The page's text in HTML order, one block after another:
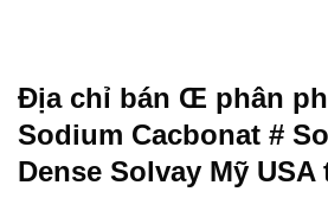
Địa chỉ bán Œ phân
Sodium Cacbonat #
Dense Solvay Mỹ USA